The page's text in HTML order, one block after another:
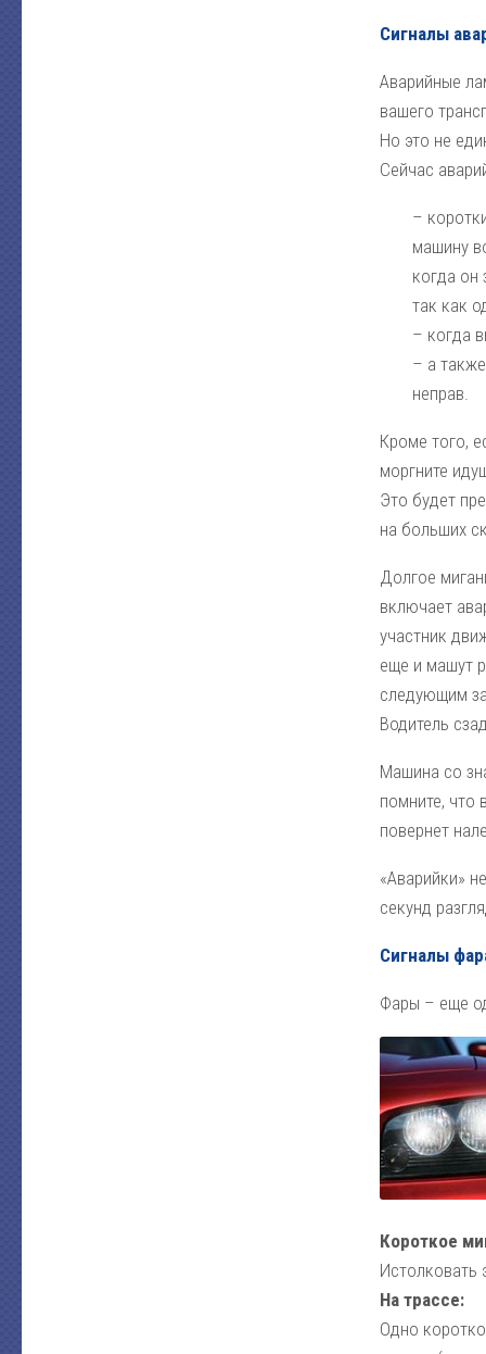
Сигналы
Аварийные
вашего
Но это не
Сейчас
–
машину
когда он
так как
– когда
– а
неправ.
Кроме того,
моргните
Это будет
на больших
Долгое
включает
участник
еще и машут
следующим
Водитель
Машина со
помните, что
повернет
«Аварийки»
секунд
Сигналы
Фары – еще
Короткое
Истолковать
На трассе:
Одно